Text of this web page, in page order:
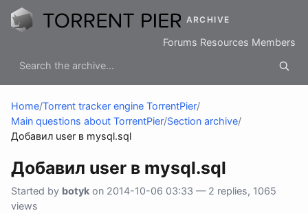
ARCHIVE
Forums Resources Members
Home/Torrent tracker engine TorrentPier/
Main questions about TorrentPier/Section archive/
Добавил user в mysql.sql
Добавил user в mysql.sql
Started by botyk on 2014-10-06 03:33 — 2 replies, 1065
views